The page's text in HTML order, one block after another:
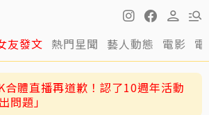
友發文 熱門星聞 藝人動態 電影
合體直播再道歉！認了10週年活動
問題」